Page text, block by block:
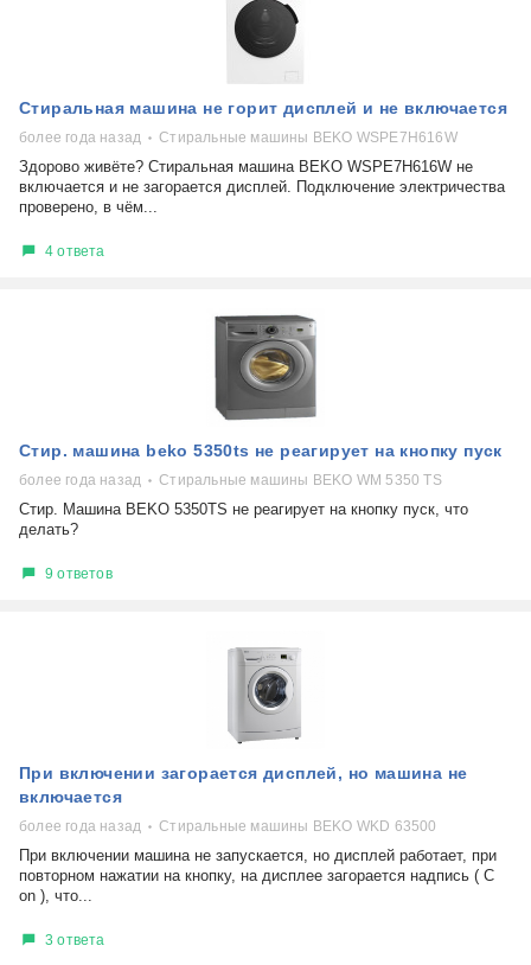
Стиральная машина не горит дисплей и не включается
более года назад Стиральные машины BEKO WSPE7H616W
Здорово живёте? Стиральная машина BEKO WSPE7H616W не
включается и не загорается дисплей. Подключение электричества
проверено, в чём...
4 ответа
Стир. машина beko 5350ts не реагирует на кнопку пуск
более года назад Стиральные машины BEKO WM 5350 TS
Стир. Машина BEKO 5350TS не реагирует на кнопку пуск, что
делать?
9 ответов
При включении загорается дисплей, но машина не
включается
более года назад Стиральные машины BEKO WKD 63500
При включении машина не запускается, но дисплей работает, при
повторном нажатии на кнопку, на дисплее загорается надпись ( C
on ), что...
3 ответа